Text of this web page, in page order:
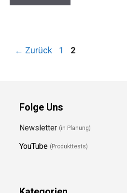
← Zurück Seite
1 Seite
2
Folge Uns
Newsletter (in Planung)
YouTube (Produkttests)